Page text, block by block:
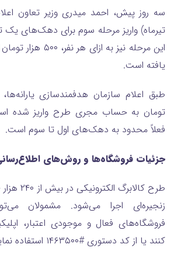
تیرماه) واریز مرحله سوم برای دهک‌های یک
این مرحله نیز به
یافته است.
تومان به حساب مجری طرح واریز شده
فعلاً محدود به دهک‌های اول تا سوم است.
جزئیات فروشگاه‌ها و روش‌های
طرح
زنجیره‌ای اجرا می‌شود. مشمولان
فروشگاه‌های فعال و موجودی اعتبار،
کنند یا از کد دستوری #۱۴۶۳۵۰۰ استفاده نمایند.